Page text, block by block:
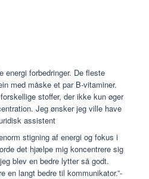
energi forbedringer. De fleste
med måske et par B-vitaminer.
stoffer, der ikke kun øger
Jeg ønsker jeg ville have
assistent
stigning af energi og fokus i
det hjælpe mig koncentrere sig
blev en bedre lytter så godt.
en langt bedre til kommunikator.”-